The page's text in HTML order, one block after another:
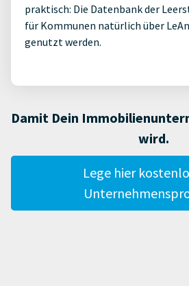
praktisch: Die Datenbank der
für Kommunen natürlich über
genutzt werden.
Damit Dein
wird.
Lege hier